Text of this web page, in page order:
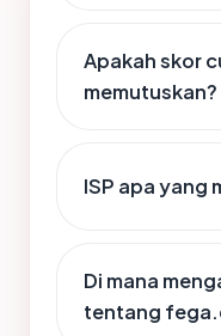
Apakah skor
memutuskan?
ISP apa yang
Di mana
tentang